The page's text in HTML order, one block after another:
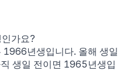
가요?
년생입니다. 올해 생일
생일 전이면 1965년생입